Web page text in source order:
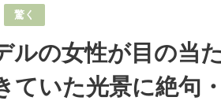
驚く
ルの女性が目の当
ていた光景に絶句